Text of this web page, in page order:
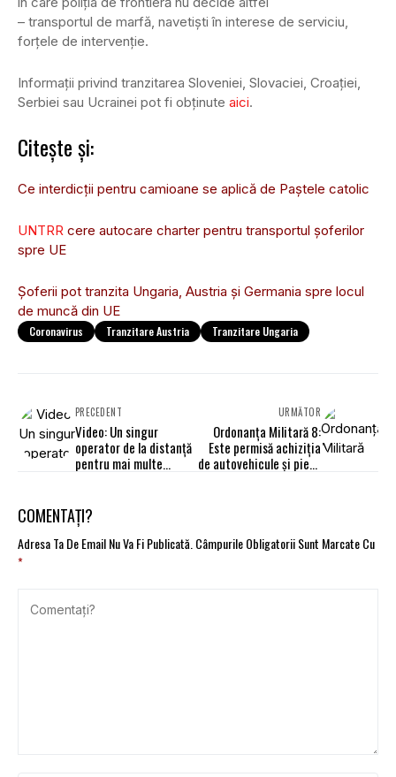
– transportul de marfă, navetiști în interese de serviciu,
forțele de intervenție.
Informații privind tranzitarea Sloveniei, Slovaciei, Croației,
Serbiei sau Ucrainei pot fi obținute aici.
Citește și:
Ce interdicții pentru camioane se aplică de Paștele catolic
UNTRR cere autocare charter pentru transportul șoferilor
spre UE
Șoferii pot tranzita Ungaria, Austria și Germania spre locul
de muncă din UE
Coronavirus Tranzitare Austria Tranzitare Ungaria
PRECEDENT
Video: Un singur
operator de la distanță
pentru mai multe
URMĂTOR
Ordonanța Militară 8:
Este permisă achiziția
de autovehicule și piese
COMENTAȚI?
Adresa Ta De Email Nu Va Fi Publicată. Câmpurile Obligatorii Sunt Marcate Cu
*